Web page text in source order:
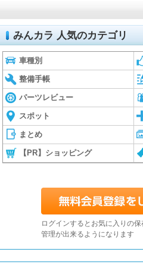
みんカラ 人気のカテゴリ
車種別
整備手帳
パーツレビュー
スポット
まとめ
【PR】ショッピング
ログインするとお気に入りの
管理が出来るようになります